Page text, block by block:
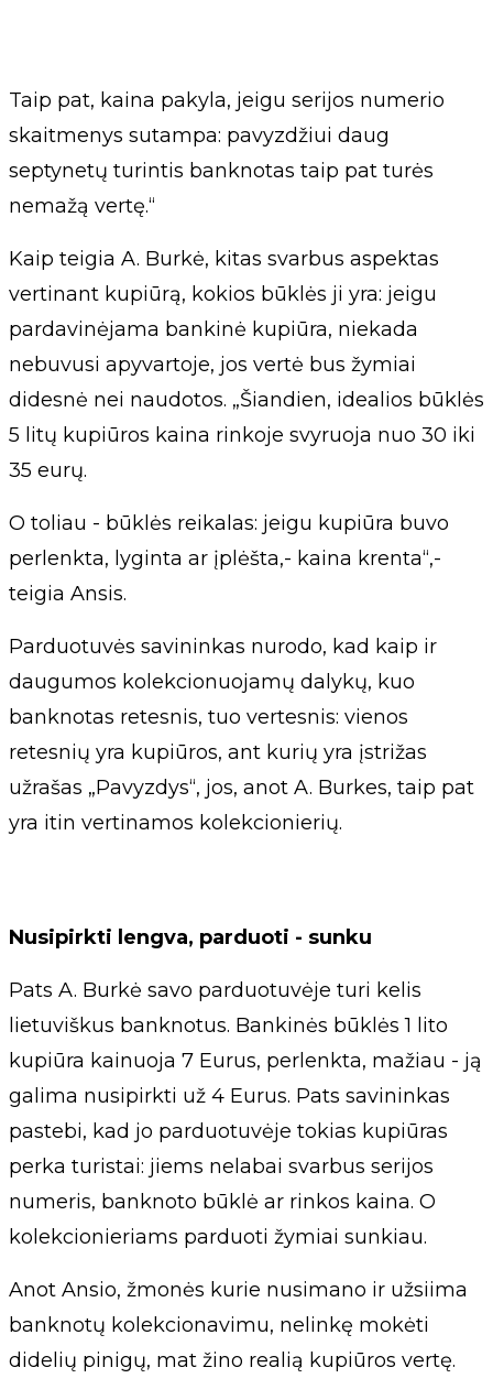
Taip pat, kaina pakyla, jeigu serijos numerio
skaitmenys sutampa: pavyzdžiui daug
septynetų turintis banknotas taip pat turės
nemažą vertę.“
Kaip teigia A. Burkė, kitas svarbus aspektas
vertinant kupiūrą, kokios būklės ji yra: jeigu
pardavinėjama bankinė kupiūra, niekada
nebuvusi apyvartoje, jos vertė bus žymiai
didesnė nei naudotos. „Šiandien, idealios būklės
5 litų kupiūros kaina rinkoje svyruoja nuo 30 iki
35 eurų.
O toliau - būklės reikalas: jeigu kupiūra buvo
perlenkta, lyginta ar įplėšta,- kaina krenta“,-
teigia Ansis.
Parduotuvės savininkas nurodo, kad kaip ir
daugumos kolekcionuojamų dalykų, kuo
banknotas retesnis, tuo vertesnis: vienos
retesnių yra kupiūros, ant kurių yra įstrižas
užrašas „Pavyzdys“, jos, anot A. Burkes, taip pat
yra itin vertinamos kolekcionierių.
Nusipirkti lengva, parduoti - sunku
Pats A. Burkė savo parduotuvėje turi kelis
lietuviškus banknotus. Bankinės būklės 1 lito
kupiūra kainuoja 7 Eurus, perlenkta, mažiau - ją
galima nusipirkti už 4 Eurus. Pats savininkas
pastebi, kad jo parduotuvėje tokias kupiūras
perka turistai: jiems nelabai svarbus serijos
numeris, banknoto būklė ar rinkos kaina. O
kolekcionieriams parduoti žymiai sunkiau.
Anot Ansio, žmonės kurie nusimano ir užsiima
banknotų kolekcionavimu, nelinkę mokėti
didelių pinigų, mat žino realią kupiūros vertę.